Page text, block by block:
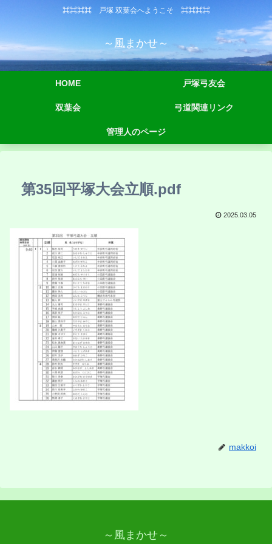
⌘⌘⌘⌘ 戸塚 双葉会へようこそ ⌘⌘⌘⌘
～風まかせ～
HOME 戸塚弓友会
双葉会 弓道関連リンク
管理人のページ
第35回平塚大会立順.pdf
2025.03.05
makkoi
～風まかせ～